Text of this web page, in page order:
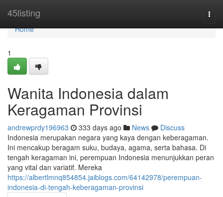
45listing
Home
Home
1
Wanita Indonesia dalam
Keragaman Provinsi
andrewprdy196963 333 days ago News
Discuss
Indonesia merupakan negara yang kaya dengan keberagaman.
Ini mencakup beragam suku, budaya, agama, serta bahasa. Di
tengah keragaman ini, perempuan Indonesia menunjukkan peran
yang vital dan variatif. Mereka
https://albertlmnq854854.jaiblogs.com/64142978/perempuan-
indonesia-di-tengah-keberagaman-provinsi